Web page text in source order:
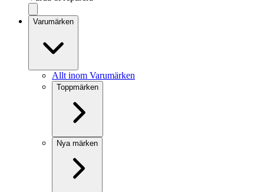
Varumärken
Allt inom Varumärken
Toppmärken
Nya märken